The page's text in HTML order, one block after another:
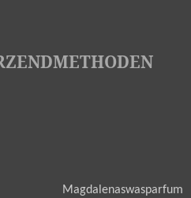
Magdalenaswasparfum